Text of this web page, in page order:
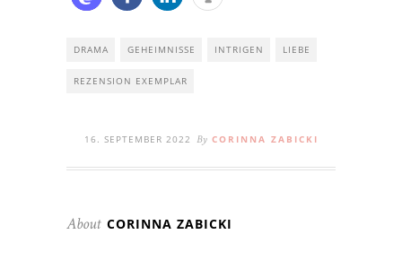
DRAMA GEHEIMNISSE INTRIGEN LIEBE
REZENSION EXEMPLAR
16. SEPTEMBER 2022 By CORINNA ZABICKI
About CORINNA ZABICKI